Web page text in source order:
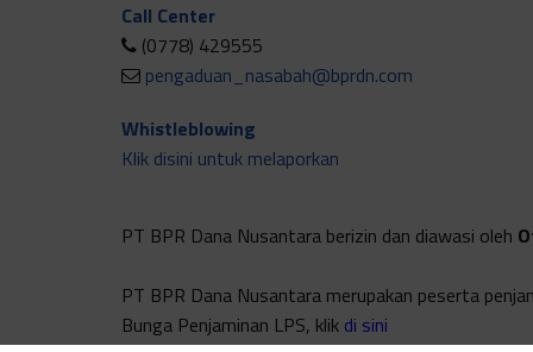
Call Center
(0778) 429555
pengaduan_nasabah@bprdn.com
Whistleblowing
Klik disini untuk melaporkan
PT BPR Dana Nusantara berizin dan diawasi oleh
PT BPR Dana Nusantara merupakan peserta
Bunga Penjaminan LPS, klik di sini